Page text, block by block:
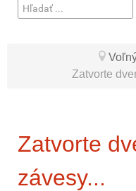
Hľadať
...
Zatvorte
Zatvorte
závesy...